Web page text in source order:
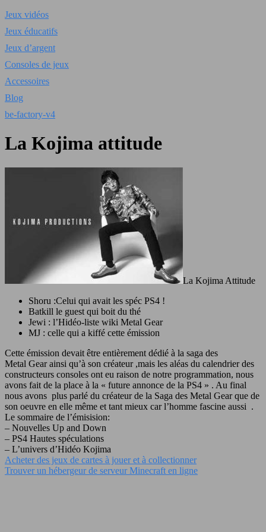
Jeux vidéos
Jeux éducatifs
Jeux d’argent
Consoles de jeux
Accessoires
Blog
be-factory-v4
La Kojima attitude
La Kojima Attitude
Shoru :Celui qui avait les spéc PS4 !
Batkill le guest qui boit du thé
Jewi : l’Hidéo-liste wiki Metal Gear
MJ : celle qui a kiffé cette émission
Cette émission devait être entièrement dédié à la saga des
Metal Gear ainsi qu’à son créateur ,mais les aléas du calendrier des
constructeurs consoles ont eu raison de notre programmation, nous
avons fait de la place à la « future annonce de la PS4 » . Au final
nous avons plus parlé du créateur de la Saga des Metal Gear que de
son oeuvre en elle même et tant mieux car l’homme fascine aussi .
Le sommaire de l’émisision:
– Nouvelles Up and Down
– PS4 Hautes spéculations
– L’univers d’Hidéo Kojima
Acheter des jeux de cartes à jouer et à collectionner
Trouver un hébergeur de serveur Minecraft en ligne